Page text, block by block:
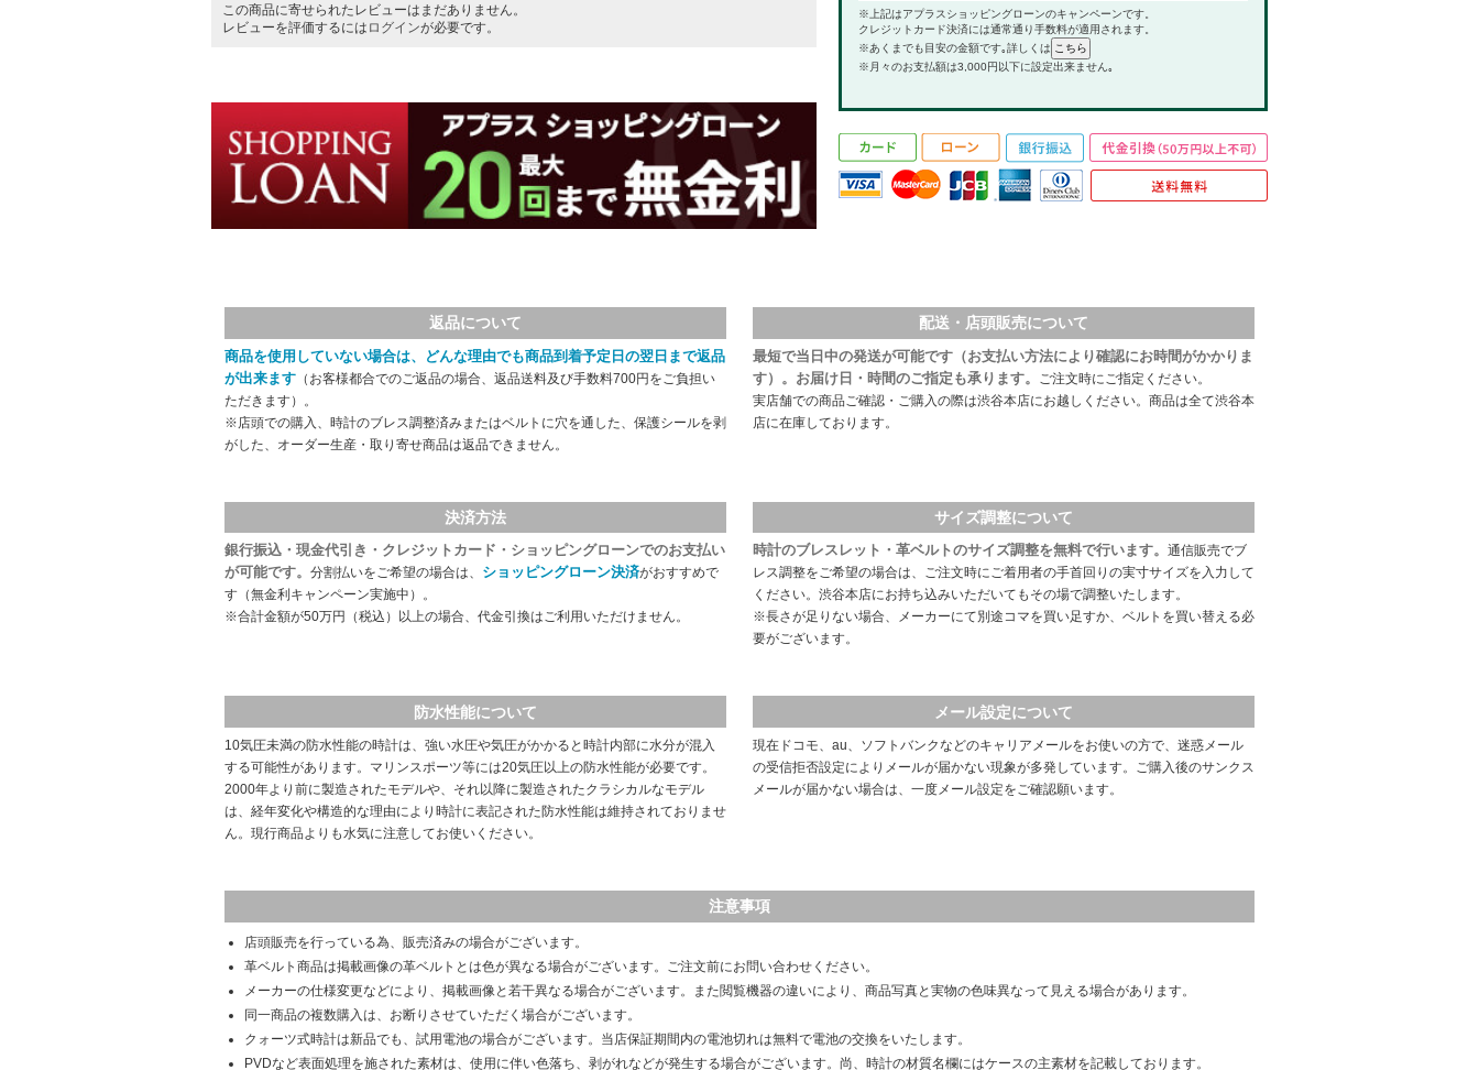
この商品に寄せられたレビューはまだありません。
レビューを評価するには ログインが必要です。
※上記はアプラスショッピングローンのキャンペーンです。
クレジットカード決済には通常通り手数料が適用されます。
※あくまでも目安の金額です｡詳しくは
※月々のお支払額は3,000円以下に設定出来ません｡
返品について
商品を使用していない場合は、どんな理由でも商品到着予定日の翌日まで返品
が出来ます （お客様都合でのご返品の場合、返品送料及び手数料700円をご負担い
ただきます）。
※店頭での購入、時計のブレス調整済みまたはベルトに穴を通した、保護シールを剥
がした、オーダー生産・取り寄せ商品は返品できません。
配送・店頭販売について
最短で当日中の発送が可能です（お支払い方法により確認にお時間がかかりま
す）。お届け日・時間のご指定も承ります。
ご注文時にご指定ください。
実店舗での商品ご確認・ご購入の際は渋谷本店にお越しください。商品は全て渋谷本
店に在庫しております。
決済方法
銀行振込・現金代引き・クレジットカード・ショッピングローンでのお支払い
が可能です。 分割払いをご希望の場合は、 ショッピングローン決済がおすすめで
す（無金利キャンペーン実施中）。
※合計金額が50万円（税込）以上の場合、代金引換はご利用いただけません。
サイズ調整について
時計のブレスレット・革ベルトのサイズ調整を無料で行います。 通信販売でブ
レス調整をご希望の場合は、ご注文時にご着用者の手首回りの実寸サイズを入力して
ください。渋谷本店にお持ち込みいただいてもその場で調整いたします。
※長さが足りない場合、メーカーにて別途コマを買い足すか、ベルトを買い替える必
要がございます。
防水性能について
10気圧未満の防水性能の時計は、強い水圧や気圧がかかると時計内部に水分が混入
する可能性があります。マリンスポーツ等には20気圧以上の防水性能が必要です。
2000年より前に製造されたモデルや、それ以降に製造されたクラシカルなモデル
は、経年変化や構造的な理由により時計に表記された防水性能は維持されておりませ
ん。現行商品よりも水気に注意してお使いください。
メール設定について
現在ドコモ、au、ソフトバンクなどのキャリアメールをお使いの方で、迷惑メール
の受信拒否設定によりメールが届かない現象が多発しています。ご購入後のサンクス
メールが届かない場合は、一度メール設定をご確認願います。
注意事項
店頭販売を行っている為、販売済みの場合がございます。
革ベルト商品は掲載画像の革ベルトとは色が異なる場合がございます。ご注文前にお問い合わせください。
メーカーの仕様変更などにより、掲載画像と若干異なる場合がございます。また閲覧機器の違いにより、商品写真と実物の色味異なって見える場合があります。
同一商品の複数購入は、お断りさせていただく場合がございます。
クォーツ式時計は新品でも、試用電池の場合がございます。当店保証期間内の電池切れは無料で電池の交換をいたします。
PVDなど表面処理を施された素材は、使用に伴い色落ち、剥がれなどが発生する場合がございます。尚、時計の材質名欄にはケースの主素材を記載しております。